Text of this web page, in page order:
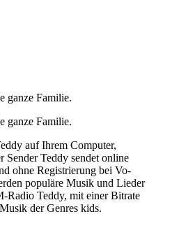
ganze Familie.
ganze Familie.
auf Ihrem Computer,
Sender Teddy sendet online
ohne Registrierung bei Vo-
populäre Musik und Lieder
Radio Teddy, mit einer Bitrate
der Genres kids.